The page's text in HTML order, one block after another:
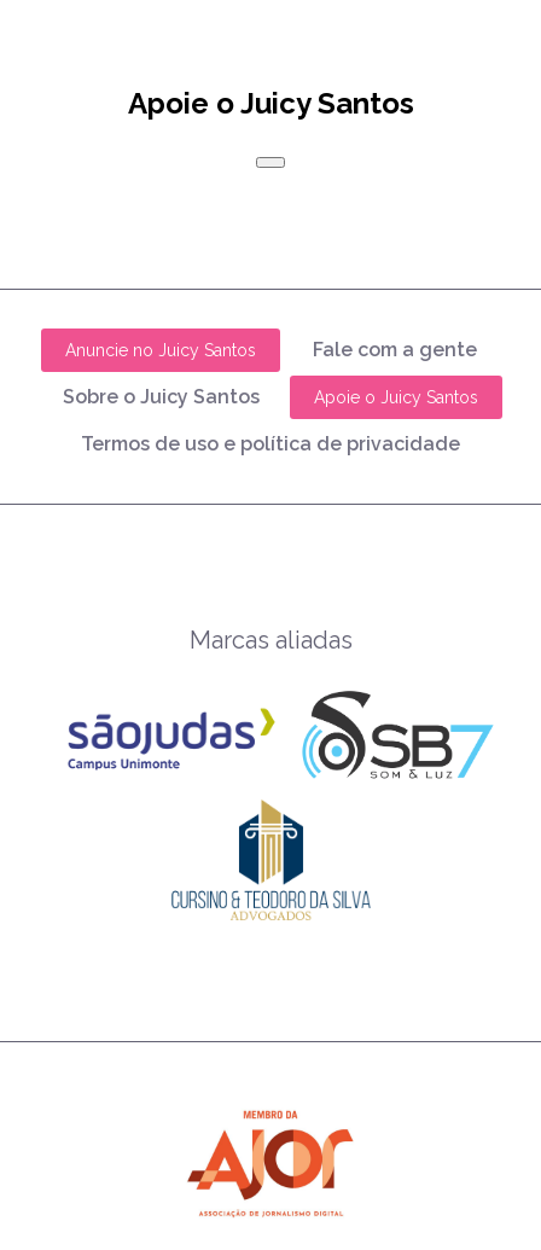
Apoie o Juicy Santos
Anuncie no Juicy Santos Fale com a gente
Sobre o Juicy Santos Apoie o Juicy Santos
Termos de uso e política de privacidade
Marcas aliadas